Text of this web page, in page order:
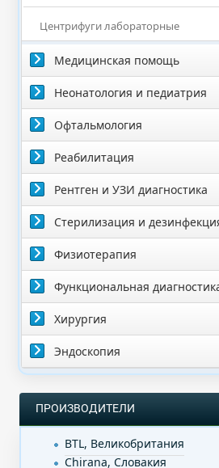
Центрифуги лабораторные
Медицинская помощь
Неонатология и педиатрия
Офтальмология
Реабилитация
Рентген и УЗИ диагностика
Стерилизация и
Физиотерапия
Функциональная
Хирургия
Эндоскопия
ПРОИЗВОДИТЕЛИ
BTL, Великобритания
Chirana, Словакия